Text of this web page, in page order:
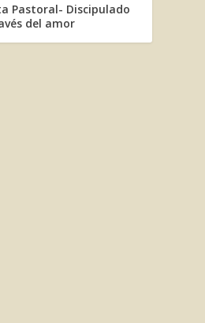
Pastoral- Discipulado
del amor